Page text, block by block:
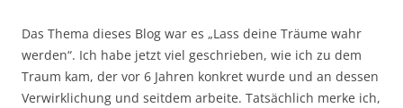
Das Thema dieses Blog war es „Lass deine Träume wahr
werden“. Ich habe jetzt viel geschrieben, wie ich zu dem
Traum kam, der vor 6 Jahren konkret wurde und an dessen
Verwirklichung und seitdem arbeite. Tatsächlich merke ich,